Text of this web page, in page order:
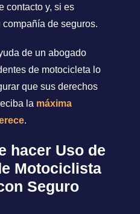
contacto y, si es
de seguros.
de un abogado
de motocicleta lo
que sus derechos
la máxima
.
hacer Uso de
Motociclista
Seguro